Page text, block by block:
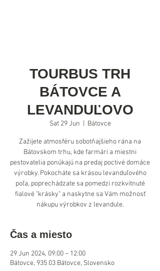
TOURBUS TRH
BÁTOVCE A
LEVANDUĽOVO
Sat 29 Jun Bátovce
Zažijete atmosféru sobotňajšieho rána na
Bátovskom trhu, kde farmári a miestni
pestovatelia ponúkajú na predaj poctivé domáce
výrobky. Pokocháte sa krásou levanduľového
poľa, poprechádzate sa pomedzi rozkvitnuté
fialové "krásky" a naskytne sa Vám možnosť
nákupu výrobkov z levandule.
Čas a miesto
29 Jun 2024, 09:00 – 12:00
Bátovce, 935 03 Bátovce, Slovensko